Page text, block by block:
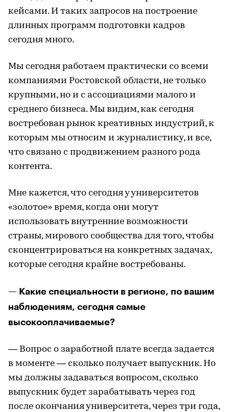
кейсами. И таких запросов на построение
длинных программ подготовки кадров
сегодня много.
Мы сегодня работаем практически со всеми
компаниями Ростовской области, не только
крупными, но и с ассоциациями малого и
среднего бизнеса. Мы видим, как сегодня
востребован рынок креативных индустрий, к
которым мы относим и журналистику, и все,
что связано с продвижением разного рода
контента.
Мне кажется, что сегодня у университетов
«золотое» время, когда они могут
использовать внутренние возможности
страны, мирового сообщества для того, чтобы
сконцентрироваться на конкретных задачах,
которые сегодня крайне востребованы.
— Какие специальности в регионе, по вашим
наблюдениям, сегодня самые
высокооплачиваемые?
— Вопрос о заработной плате всегда задается
в моменте — сколько получает выпускник. Но
мы должны задаваться вопросом, сколько
выпускник будет зарабатывать через год
после окончания университета, через три года,